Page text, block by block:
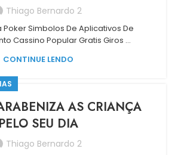
Thiago Bernardo 2
Simbolos De Aplicativos De
Cassino Popular Gratis Giros ...
CONTINUE LENDO
AS CRIANÇA
PELO SEU DIA
Thiago Bernardo 2